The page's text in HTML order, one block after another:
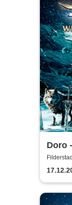
Doro
2026